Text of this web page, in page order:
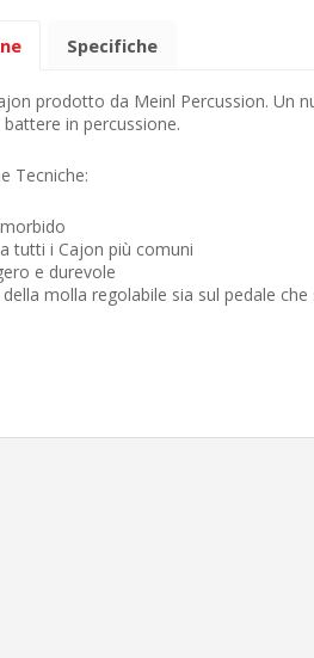
Specifiche
prodotto da Meinl Percussion. Un
in percussione.
Tecniche:
tutti i Cajon più comuni
e durevole
molla regolabile sia sul pedale